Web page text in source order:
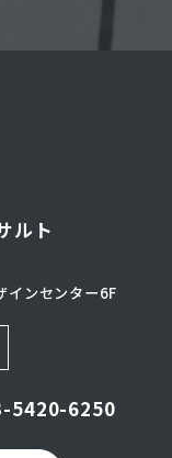
ルト
インセンター6F
5420-6250